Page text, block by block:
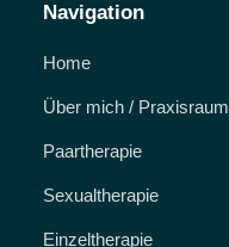
Navigation
Home
Über mich / Praxisraum
Paartherapie
Sexualtherapie
Einzeltherapie